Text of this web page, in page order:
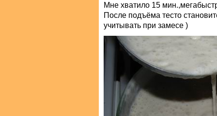
Мне хватило 15
После подъёма тесто
учитывать при замесе )